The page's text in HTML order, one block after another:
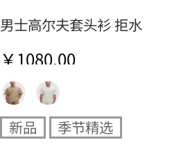
男士高尔夫套头衫 拒水
￥1080.00
新品 季节精选